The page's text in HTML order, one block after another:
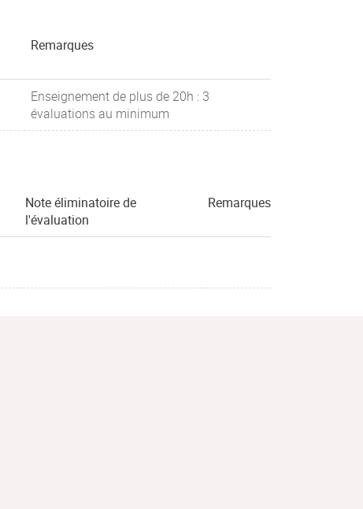
Remarques
Enseignement de plus de 20h : 3
évaluations au minimum
Note éliminatoire de
l'évaluation
Remarques